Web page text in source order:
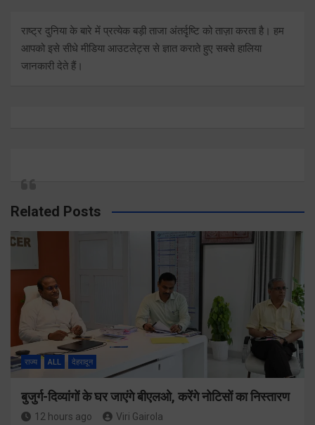
राष्ट्र दुनिया के बारे में प्रत्येक बड़ी ताजा अंतर्दृष्टि को ताज़ा करता है। हम
आपको इसे सीधे मीडिया आउटलेट्स से ज्ञात कराते हुए सबसे हालिया
जानकारी देते हैं।
Related Posts
राज्य ALL देहरादून
बुजुर्ग-दिव्यांगों के घर जाएंगे बीएलओ, करेंगे नोटिसों का निस्तारण
12 hours ago Viri Gairola